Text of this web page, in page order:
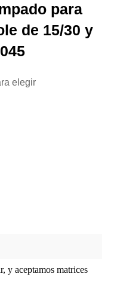
para
de 15/30 y
elegir
y aceptamos matrices